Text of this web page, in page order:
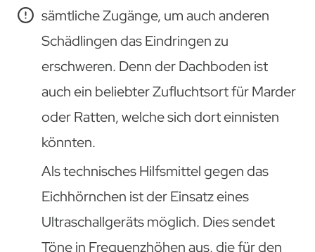
sämtliche Zugänge, um auch anderen
Schädlingen das Eindringen zu
erschweren. Denn der Dachboden ist
auch ein beliebter Zufluchtsort für Marder
oder Ratten, welche sich dort einnisten
könnten.
Als technisches Hilfsmittel gegen das
Eichhörnchen ist der Einsatz eines
Ultraschallgeräts möglich. Dies sendet
Töne in Frequenzhöhen aus, die für den